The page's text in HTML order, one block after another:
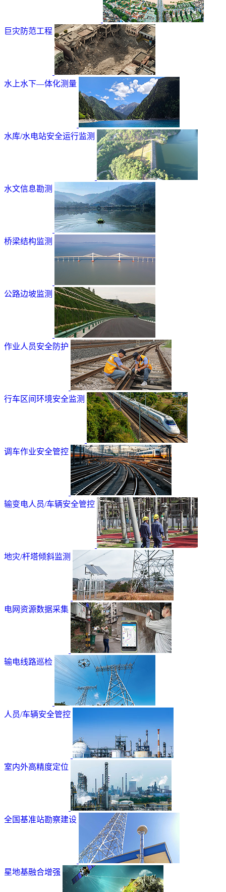
巨灾防范工程
水上水下—体化测量
水库/水电站安全运行监测
水文信息勘测
桥梁结构监测
公路边坡监测
作业人员安全防护
行车区间环境安全监测
调车作业安全管控
输变电人员/车辆安全管控
地灾/杆塔倾斜监测
电网资源数据采集
输电线路巡检
人员/车辆安全管控
室内外高精度定位
全国基准站勘察建设
星地基融合增强